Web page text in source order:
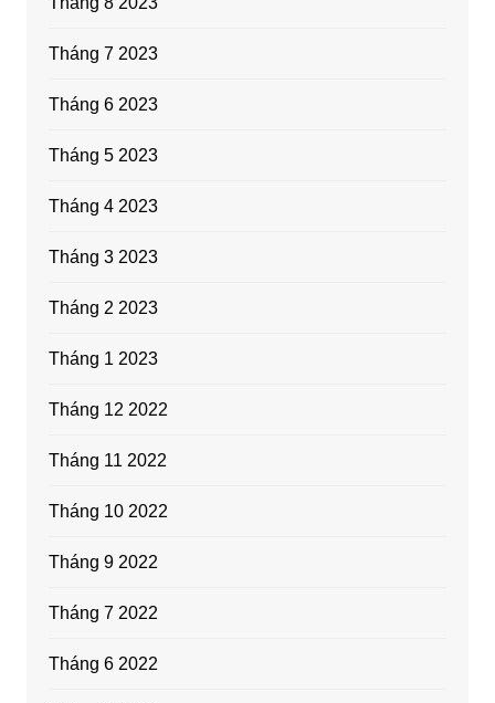
Tháng 7 2023
Tháng 6 2023
Tháng 5 2023
Tháng 4 2023
Tháng 3 2023
Tháng 2 2023
Tháng 1 2023
Tháng 12 2022
Tháng 11 2022
Tháng 10 2022
Tháng 9 2022
Tháng 7 2022
Tháng 6 2022